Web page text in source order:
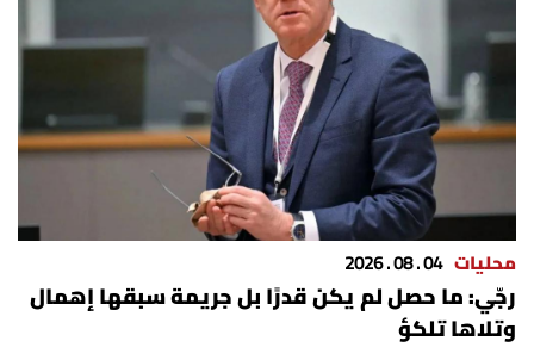
للتاريخ
فيديو
من نحن
للتواصل معنا
شروط الاستخدام
محليات 04 . 08 . 2026
رجّي: ما حصل لم يكن قدرًا بل جريمة سبقها إهمال
وتلاها تلكؤ